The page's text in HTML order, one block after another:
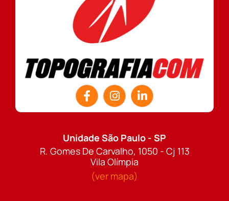
Unidade São Paulo - SP
R. Gomes De Carvalho, 1050 - Cj 113
Vila Olímpia
(ver mapa)